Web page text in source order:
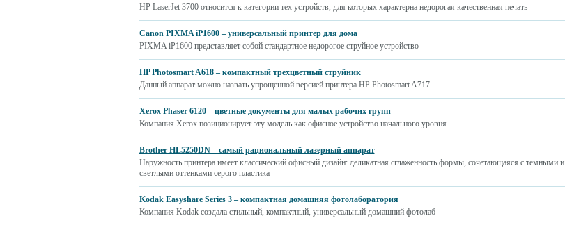
HP LaserJet 3700 относится к категории тех устройств, для которых характерна недорогая качественная печать
Canon PIXMA iP1600 – универсальный принтер для дома
PIXMA iP1600 представляет собой стандартное недорогое струйное устройство
HP Photosmart A618 – компактный трехцветный струйник
Данный аппарат можно назвать упрощенной версией принтера HP Photosmart A717
Xerox Phaser 6120 – цветные документы для малых рабочих групп
Компания Xerox позиционирует эту модель как офисное устройство начального уровня
Brother HL5250DN – самый рациональный лазерный аппарат
Наружность принтера имеет классический офисный дизайн: деликатная сглаженность формы, сочетающаяся с темными и
светлыми оттенками серого пластика
Kodak Easyshare Series 3 – компактная домашняя фотолаборатория
Компания Kodak создала стильный, компактный, универсальный домашний фотолаб